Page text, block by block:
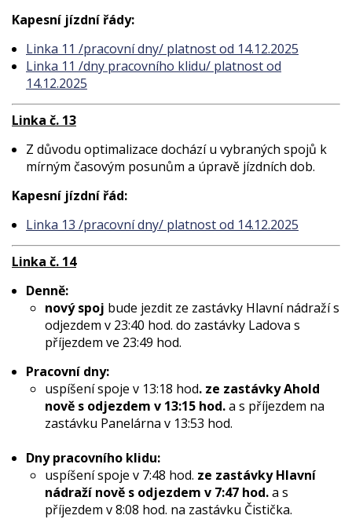
Kapesní jízdní řády:
Linka 11 /pracovní dny/ platnost od 14.12.2025
Linka 11 /dny pracovního klidu/ platnost od
14.12.2025
Linka č. 13
Z důvodu optimalizace dochází u vybraných spojů k
mírným časovým posunům a úpravě jízdních dob.
Kapesní jízdní řád:
Linka 13 /pracovní dny/ platnost od 14.12.2025
Linka č. 14
Denně:
nový spoj bude jezdit ze zastávky Hlavní nádraží s
odjezdem v 23:40 hod. do zastávky Ladova s
příjezdem ve 23:49 hod.
Pracovní dny:
uspíšení spoje v 13:18 hod. ze zastávky Ahold
nově s odjezdem v 13:15 hod.a s příjezdem na
zastávku Panelárna v 13:53 hod.
Dny pracovního klidu:
uspíšení spoje v 7:48 hod. ze zastávky Hlavní
nádraží nově s odjezdem v 7:47 hod.a s
příjezdem v 8:08 hod. na zastávku Čistička.